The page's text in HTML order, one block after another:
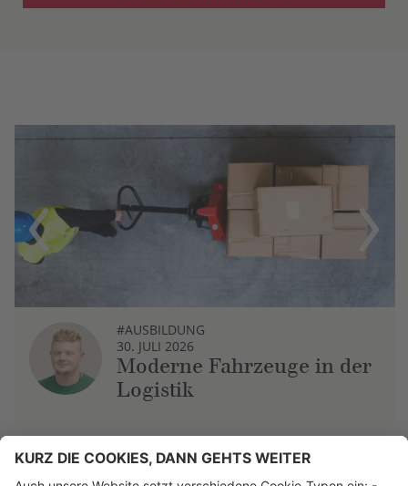
Previous
#AUSBILDUNG
30. JULI 2026
Moderne Fahrzeuge in der
Logistik
Next